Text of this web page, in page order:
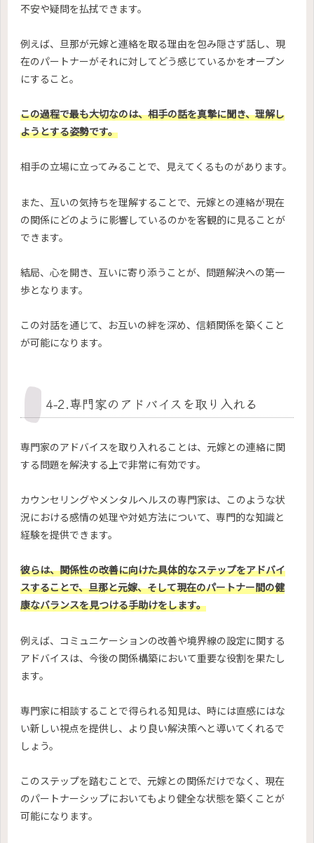
不安や疑問を払拭できます。
例えば、旦那が元嫁と連絡を取る理由を包み隠さず話し、現
在のパートナーがそれに対してどう感じているかをオープン
にすること。
この過程で最も大切なのは、相手の話を真摯に聞き、理解し
ようとする姿勢です。
相手の立場に立ってみることで、見えてくるものがあります。
また、互いの気持ちを理解することで、元嫁との連絡が現在
の関係にどのように影響しているのかを客観的に見ることが
できます。
結局、心を開き、互いに寄り添うことが、問題解決への第一
歩となります。
この対話を通じて、お互いの絆を深め、信頼関係を築くこと
が可能になります。
4-2.専門家のアドバイスを取り入れる
専門家のアドバイスを取り入れることは、元嫁との連絡に関
する問題を解決する上で非常に有効です。
カウンセリングやメンタルヘルスの専門家は、このような状
況における感情の処理や対処方法について、専門的な知識と
経験を提供できます。
彼らは、関係性の改善に向けた具体的なステップをアドバイ
スすることで、旦那と元嫁、そして現在のパートナー間の健
康なバランスを見つける手助けをします。
例えば、コミュニケーションの改善や境界線の設定に関する
アドバイスは、今後の関係構築において重要な役割を果たし
ます。
専門家に相談することで得られる知見は、時には直感にはな
い新しい視点を提供し、より良い解決策へと導いてくれるで
しょう。
このステップを踏むことで、元嫁との関係だけでなく、現在
のパートナーシップにおいてもより健全な状態を築くことが
可能になります。